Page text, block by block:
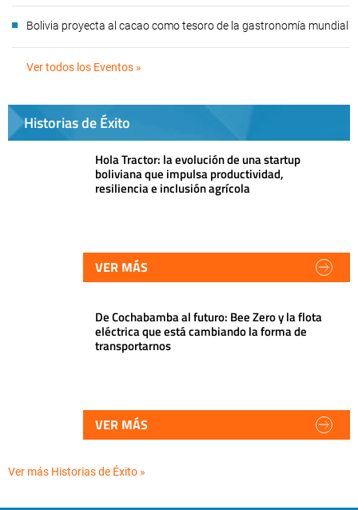
Bolivia proyecta al cacao como tesoro de la gastronomía mundial
Ver todos los Eventos »
Historias de Éxito
Hola Tractor: la evolución de una startup
boliviana que impulsa productividad,
resiliencia e inclusión agrícola
VER MÁS
De Cochabamba al futuro: Bee Zero y la flota
eléctrica que está cambiando la forma de
transportarnos
VER MÁS
Ver más Historias de Éxito »